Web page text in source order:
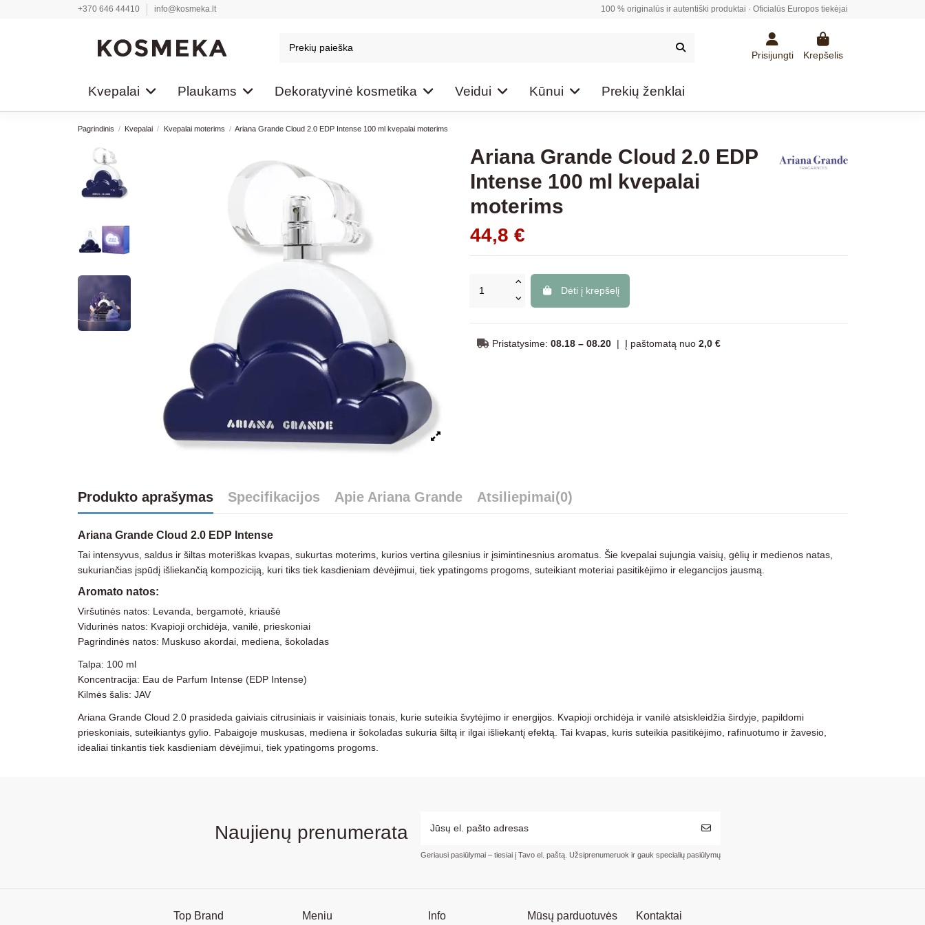
+370 646 44410 info@kosmeka.lt 100 % originalūs ir autentiški produktai · Oficialūs Europos tiekėjai
Prisijungti Krepšelis
Kvepalai Plaukams Dekoratyvinė kosmetika Veidui Kūnui Prekių ženklai
Pagrindinis Kvepalai Kvepalai moterims Ariana Grande Cloud 2.0 EDP Intense 100 ml kvepalai moterims
Ariana Grande Cloud 2.0 EDP
Intense 100 ml kvepalai
moterims
44,8 €
Dėti į krepšelį
Pristatysime: 08.18 – 08.20 | Į paštomatą nuo 2,0 €
Produkto aprašymas Specifikacijos Apie Ariana Grande Atsiliepimai(0)
Ariana Grande Cloud 2.0 EDP Intense
Tai intensyvus, saldus ir šiltas moteriškas kvapas, sukurtas moterims, kurios vertina gilesnius ir įsimintinesnius aromatus. Šie kvepalai sujungia vaisių, gėlių ir medienos natas,
sukuriančias įspūdį išliekančią kompoziciją, kuri tiks tiek kasdieniam dėvėjimui, tiek ypatingoms progoms, suteikiant moteriai pasitikėjimo ir elegancijos jausmą.
Aromato natos:
Viršutinės natos: Levanda, bergamotė, kriaušė
Vidurinės natos: Kvapioji orchidėja, vanilė, prieskoniai
Pagrindinės natos: Muskuso akordai, mediena, šokoladas
Talpa: 100 ml
Koncentracija: Eau de Parfum Intense (EDP Intense)
Kilmės šalis: JAV
Ariana Grande Cloud 2.0 prasideda gaiviais citrusiniais ir vaisiniais tonais, kurie suteikia švytėjimo ir energijos. Kvapioji orchidėja ir vanilė atsiskleidžia širdyje, papildomi
prieskoniais, suteikiantys gylio. Pabaigoje muskusas, mediena ir šokoladas sukuria šiltą ir ilgai išliekantį efektą. Tai kvapas, kuris suteikia pasitikėjimo, rafinuotumo ir žavesio,
idealiai tinkantis tiek kasdieniam dėvėjimui, tiek ypatingoms progoms.
Naujienų prenumerata
Geriausi pasiūlymai – tiesiai į Tavo el. paštą. Užsiprenumeruok ir gauk specialių pasiūlymų
Top Brand Meniu Info Mūsų parduotuvės Kontaktai